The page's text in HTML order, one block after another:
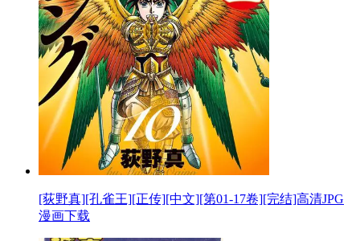
[荻野真][孔雀王][正传][中文][第01-17卷][完结]高清JPG
漫画下载